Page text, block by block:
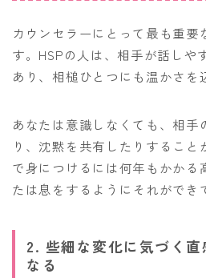
カウンセラーにとって最も重要
す。HSPの人は、相手が話しや
あり、相槌ひとつにも温かさを
あなたは意識しなくても、相手
り、沈黙を共有したりするこ
で身につけるには何年もかかる
たは息をするようにそれができ
2. 些細な変化に気づく
なる